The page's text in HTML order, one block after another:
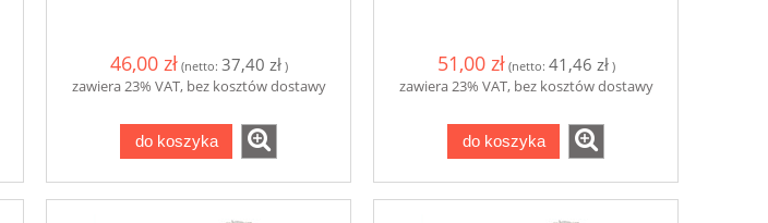
46,00 zł (netto: 37,40 zł)
zawiera 23% VAT, bez kosztów dostawy
do koszyka
51,00 zł (netto: 41,46 zł)
zawiera 23% VAT, bez kosztów dostawy
do koszyka